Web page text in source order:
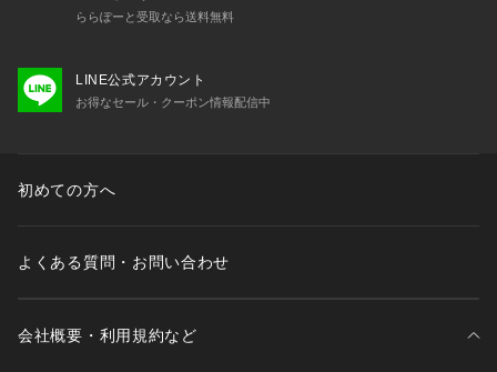
ご確認の上、着用又はお取り扱いください。
などの閲覧環境によって、実際の色味と異なって見える場合が
あります。
実際の商品と仕様、加工、サイズが若干異なる場合がござい
ららぽーと受取なら送料無料
LINE公式アカウント
お得なセール・クーポン情報配信中
初めての方へ
よくある質問・お問い合わせ
会社概要・利用規約など